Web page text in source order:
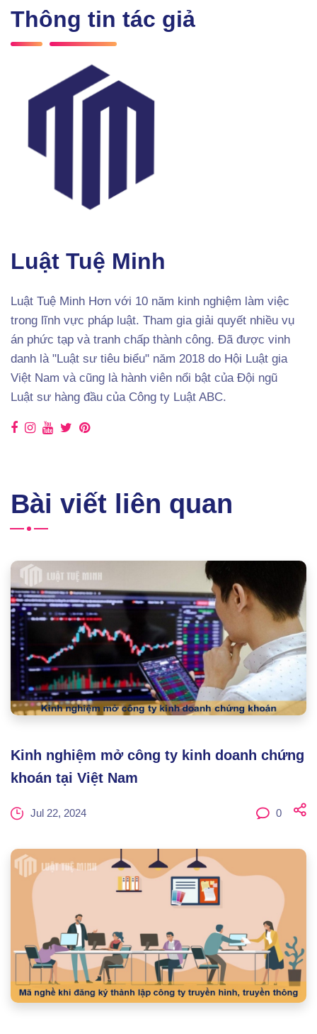
Thông tin tác giả
Luật Tuệ Minh
Luật Tuệ Minh Hơn với 10 năm kinh nghiệm làm việc
trong lĩnh vực pháp luật. Tham gia giải quyết nhiều vụ
án phức tạp và tranh chấp thành công. Đã được vinh
danh là "Luật sư tiêu biểu" năm 2018 do Hội Luật gia
Việt Nam và cũng là hành viên nổi bật của Đội ngũ
Luật sư hàng đầu của Công ty Luật ABC.
Bài viết liên quan
Kinh nghiệm mở công ty kinh doanh chứng
khoán tại Việt Nam
Jul 22, 2024 0